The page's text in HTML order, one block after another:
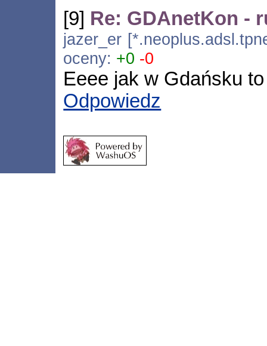
[9] Re: GDAnetKon -
jazer_er
oceny: +0 -0
Eeee jak w Gdańsku
Odpowiedz